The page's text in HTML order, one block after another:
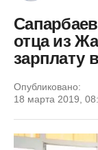
отца из
зарплату
Опубликовано:
18 марта 2019,